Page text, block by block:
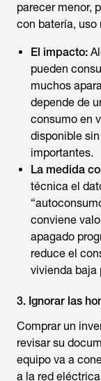
parecer menor,
con batería, uso
El impacto:
pueden
muchos
depende de
consumo en
disponible
importantes.
La medida
técnica el
conviene
apagado
reduce el
vivienda baja
3. Ignorar las
Comprar un
revisar su
equipo va a
a la red